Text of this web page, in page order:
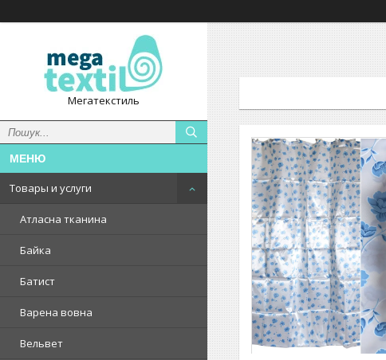
Мегатекстиль
Товары и услуги
Атласна тканина
Байка
Батист
Варена вовна
Вельвет